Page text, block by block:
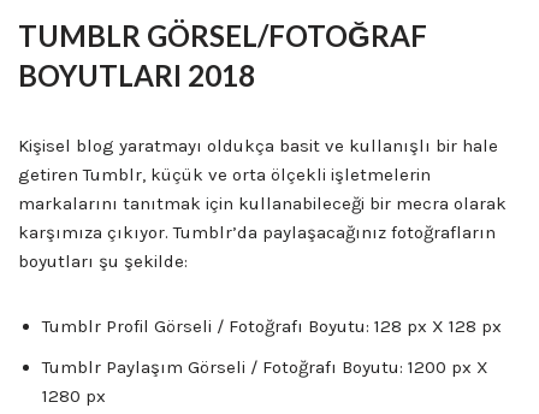
TUMBLR GÖRSEL/FOTOĞRAF
BOYUTLARI 2018
Kişisel blog yaratmayı oldukça basit ve kullanışlı bir hale
getiren Tumblr, küçük ve orta ölçekli işletmelerin
markalarını tanıtmak için kullanabileceği bir mecra olarak
karşımıza çıkıyor. Tumblr’da paylaşacağınız fotoğrafların
boyutları şu şekilde:
Tumblr Profil Görseli / Fotoğrafı Boyutu: 128 px X 128 px
Tumblr Paylaşım Görseli / Fotoğrafı Boyutu: 1200 px X
1280 px